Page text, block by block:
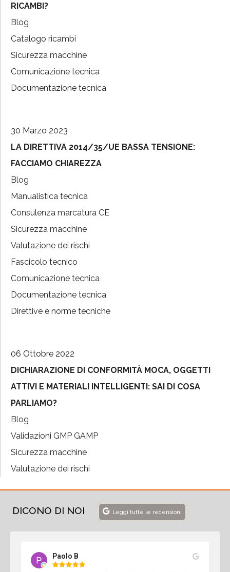
RICAMBI?
Blog
Catalogo ricambi
Sicurezza macchine
Comunicazione tecnica
Documentazione tecnica
30 Marzo 2023
LA DIRETTIVA 2014/35/UE BASSA TENSIONE:
FACCIAMO CHIAREZZA
Blog
Manualistica tecnica
Consulenza marcatura CE
Sicurezza macchine
Valutazione dei rischi
Fascicolo tecnico
Comunicazione tecnica
Documentazione tecnica
Direttive e norme tecniche
06 Ottobre 2022
DICHIARAZIONE DI CONFORMITÀ MOCA, OGGETTI
ATTIVI E MATERIALI INTELLIGENTI: SAI DI COSA
PARLIAMO?
Blog
Validazioni GMP GAMP
Sicurezza macchine
Valutazione dei rischi
DICONO DI NOI Leggi tutte le recensioni
Paolo B